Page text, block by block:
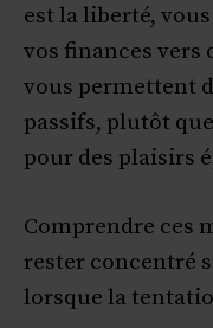
est la liberté,
vos finances vers
vous permettent
passifs, plutôt
pour des plaisirs
Comprendre ces
rester concentré
lorsque la